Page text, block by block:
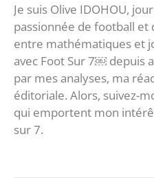
Je suis Olive IDOHOU,
passionnée de football et
entre mathématiques et
avec Foot Sur 7￼ depuis
par mes analyses, ma
éditoriale. Alors, suivez-
qui emportent mon
sur 7.